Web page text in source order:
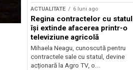
ACTUALITATE 6 luni ago
Regina contractelor cu statul
își extinde afacerea printr-o
televiziune agricolă
Mihaela Neagu, cunoscută pentru
contractele sale cu statul, devine
acționară la Agro TV, o...